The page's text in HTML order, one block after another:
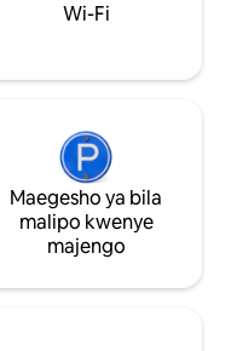
Wi-Fi
Maegesho ya bila
malipo kwenye
majengo